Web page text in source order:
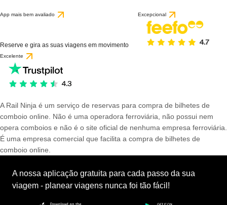
App mais bem avaliado
Reserve e gira as suas viagens em movimento
Excepcional
Excelente
A Rail Ninja é um serviço de reservas para compra de bilhetes de
comboio online. Não é uma operadora ferroviária, não possui nem
opera comboios e não é o site oficial de nenhuma empresa ferroviária.
É uma empresa comercial que facilita a compra de bilhetes de
comboio online.
A nossa aplicação gratuita para cada passo da sua
viagem - planear viagens nunca foi tão fácil!